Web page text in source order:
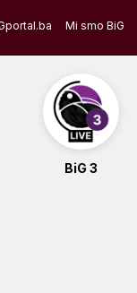
Mi smo BiG
BiG 3